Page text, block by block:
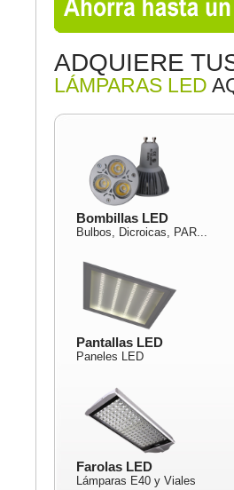
ADQUIERE
LÁMPARAS LED
Bombillas LED
Bulbos, Dicroicas, PAR...
Pantallas LED
Paneles LED
Farolas LED
Lámparas E40 y Viales